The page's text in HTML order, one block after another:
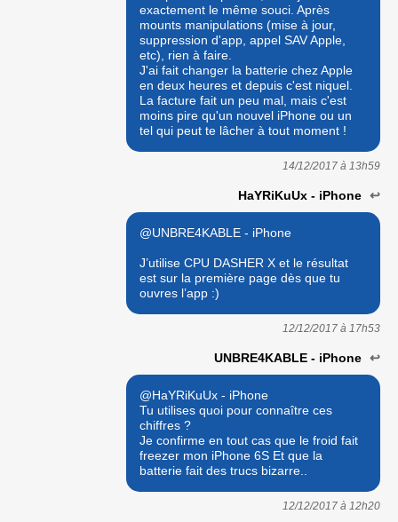
exactement le même souci. Après
mounts manipulations (mise à jour,
suppression d'app, appel SAV Apple,
etc), rien à faire.
J'ai fait changer la batterie chez Apple
en deux heures et depuis c'est niquel.
La facture fait un peu mal, mais c'est
moins pire qu'un nouvel iPhone ou un
tel qui peut te lâcher à tout moment !
14/12/2017 à 13h59
HaYRiKuUx - iPhone ↩
@UNBRE4KABLE - iPhone
J’utilise CPU DASHER X et le résultat
est sur la première page dès que tu
ouvres l’app :)
12/12/2017 à 17h53
UNBRE4KABLE - iPhone ↩
@HaYRiKuUx - iPhone
Tu utilises quoi pour connaître ces
chiffres ?
Je confirme en tout cas que le froid fait
freezer mon iPhone 6S Et que la
batterie fait des trucs bizarre..
12/12/2017 à 12h20